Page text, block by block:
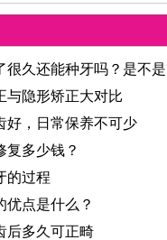
很久还能种牙吗？是不
与隐形矫正大对比
好，日常保养不可少
复多少钱？
的过程
优点是什么？
后多久可正畸